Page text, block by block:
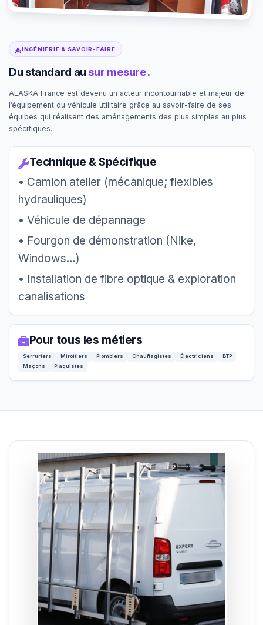
INGÉNIERIE & SAVOIR-FAIRE
Du standard au sur mesure.
ALASKA France est devenu un acteur incontournable et majeur de
l’équipement du véhicule utilitaire grâce au savoir-faire de ses
équipes qui réalisent des aménagements des plus simples au plus
spécifiques.
Technique & Spécifique
• Camion atelier (mécanique; flexibles
hydrauliques)
• Véhicule de dépannage
• Fourgon de démonstration (Nike,
Windows…)
• Installation de fibre optique & exploration
canalisations
Pour tous les métiers
Serruriers Miroitiers Plombiers Chauffagistes Électriciens
BTP
Maçons
Plaquistes